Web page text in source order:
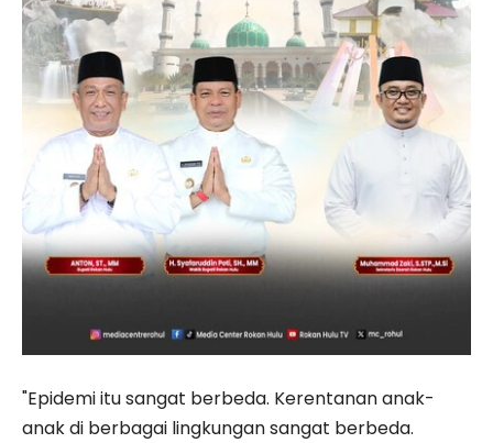
"Epidemi itu sangat berbeda. Kerentanan anak-
anak di berbagai lingkungan sangat berbeda.